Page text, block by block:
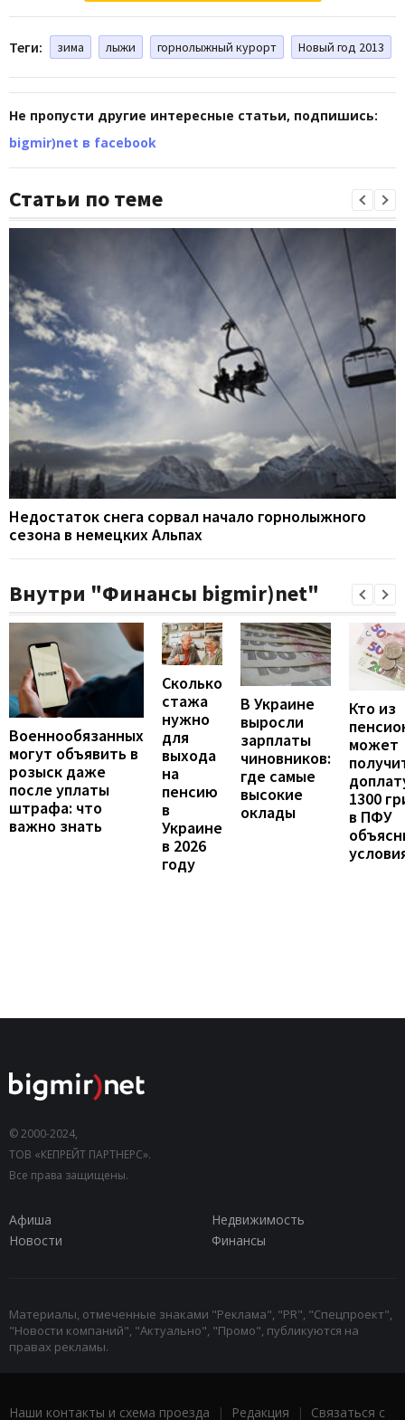
Теги: зима лыжи горнолыжный курорт Новый год 2013
Не пропусти другие интересные статьи, подпишись:
bigmir)net в facebook
Статьи по теме
Недостаток снега сорвал начало горнолыжного
сезона в немецких Альпах
Внутри "Финансы bigmir)net"
Военнообязанных
могут объявить в
розыск даже
после уплаты
штрафа: что
важно знать
Сколько
стажа
нужно
для
выхода
на
пенсию
в
Украине
в 2026
году
В Украине
выросли
зарплаты
чиновников:
где самые
высокие
оклады
Кто из
может
1300
в ПФУ
© 2000-2024,
ТОВ «КЕПРЕЙТ ПАРТНЕРС».
Все права защищены.
Афиша
Недвижимость
Новости
Финансы
Материалы, отмеченные знаками "Реклама", "PR", "Спецпроект",
"Новости компаний", "Актуально", "Промо", публикуются на
правах рекламы.
Наши контакты и схема проезда | Редакция | Связаться с